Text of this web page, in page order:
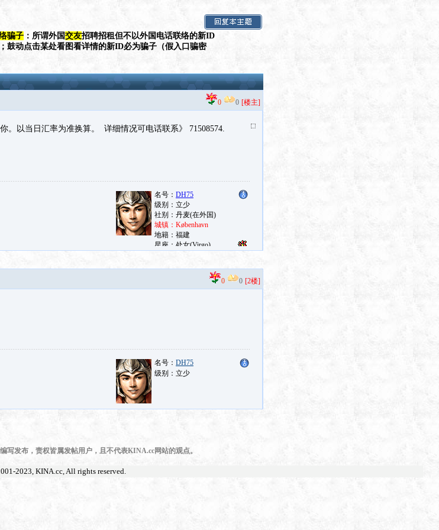
骗子 ：所谓外国交友招聘招租但不以外国电话联络的新ID
鼓动点击某处看图看详情的新ID必为骗子（假入口骗密
0 0 [楼主]
。以当日汇率为准换算。 详细情况可电话联系》 71508574.
0 0 [2楼]
名号： DH75
级别：立少
写发布，责权皆属发帖用户，且不代表KINA.cc网站的观点。
2023, KINA.cc, All rights reserved.